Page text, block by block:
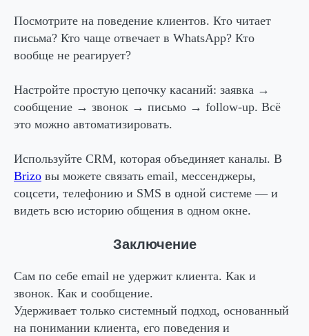
Посмотрите на поведение клиентов. Кто читает
письма? Кто чаще отвечает в WhatsApp? Кто
вообще не реагирует?
Настройте простую цепочку касаний: заявка →
сообщение → звонок → письмо → follow-up. Всё
это можно автоматизировать.
Используйте CRM, которая объединяет каналы. В
Brizo вы можете связать email, мессенджеры,
соцсети, телефонию и SMS в одной системе — и
видеть всю историю общения в одном окне.
Заключение
Сам по себе email не удержит клиента. Как и
звонок. Как и сообщение.
Удерживает только системный подход, основанный
на понимании клиента, его поведения и